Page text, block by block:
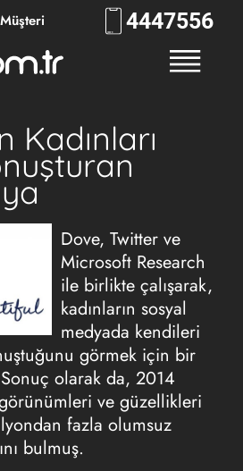
4447556
Kadınları
Dove, Twitter ve
Microsoft Research
ile birlikte çalışarak,
kadınların sosyal
medyada kendileri
görmek için bir
Sonuç olarak da, 2014
görünümleri ve güzellikleri
fazla olumsuz
bulmuş.